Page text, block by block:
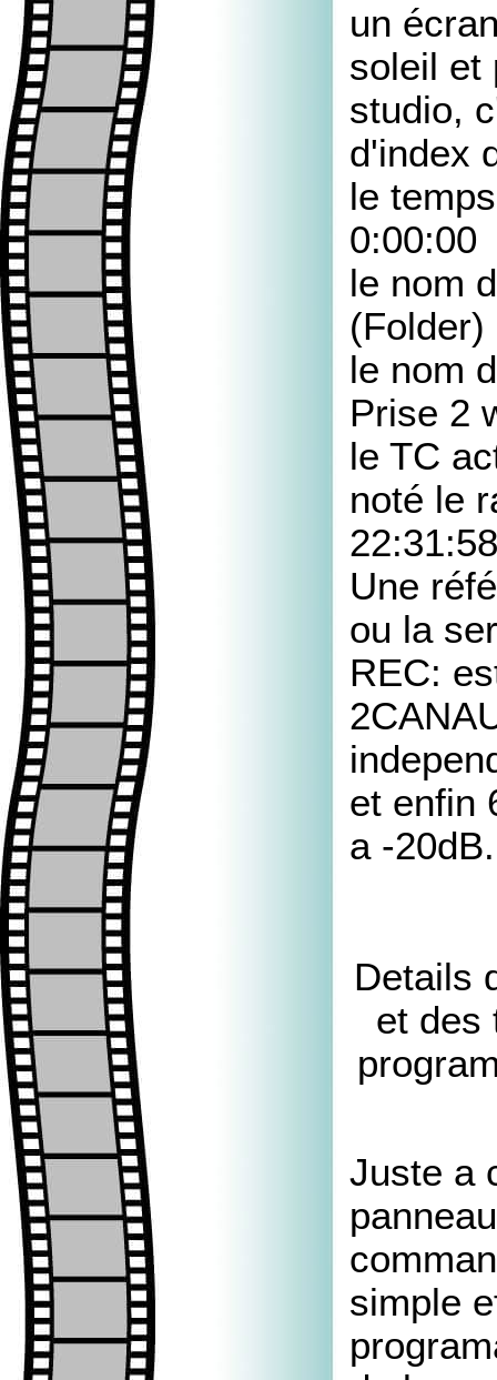
un
soleil et
studio,
d'index
le
0:00:00
le nom
le nom
Prise 2
le TC
noté le
Une
ou la
REC:
et enfin
a -20dB.
Details
et des
Juste a
simple